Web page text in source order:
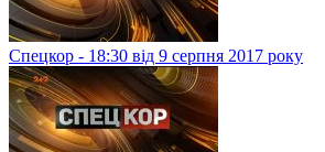
Спецкор - 18:30 від 9 серпня 2017 року